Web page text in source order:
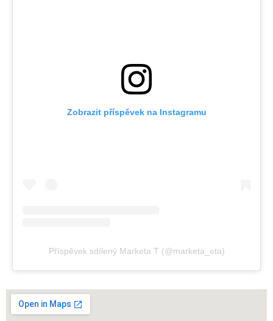
Zobrazit příspěvek na Instagramu
Příspěvek sdílený Marketa T (@marketa_eta)